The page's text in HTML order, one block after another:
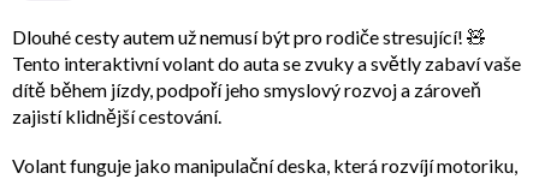
Dlouhé cesty autem už nemusí být pro rodiče stresující! 🧸
Tento interaktivní volant do auta se zvuky a světly zabaví vaše
dítě během jízdy, podpoří jeho smyslový rozvoj a zároveň
zajistí klidnější cestování.
Volant funguje jakomanipulační deska, která rozvíjímotoriku,